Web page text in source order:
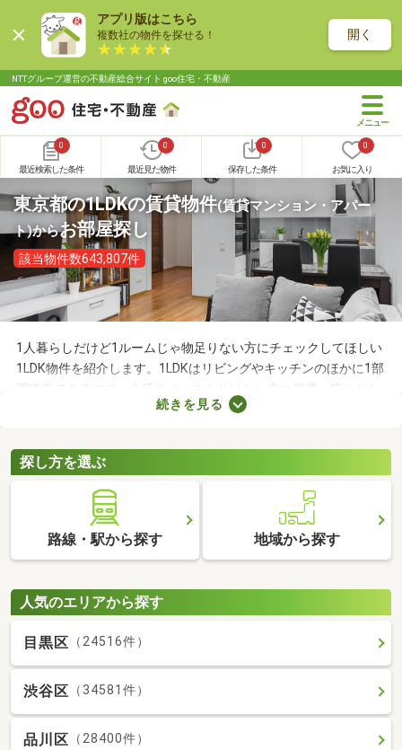
アプリ版はこちら
複数社の物件を探せる！ 開く
NTTグループ運営の不動産総合サイト goo住宅・不動産
0
最近検索した条件
0
最近見た物件
0
保存した条件
0
お気に入り
東京都の1LDKの賃貸物件(賃貸マンション・アパー
ト)からお部屋探し
該当物件数643,807件
1人暮らしだけど1ルームじゃ物足りない方にチェックしてほしい
1LDK物件を紹介します。1LDKはリビングやキッチンのほかに1部
屋確保できるので、生活スペースを分けたい方に最適。広々とし
たLDKの物件を選べば、ゆったりとくつろげる理想のお部屋に住
えるお部屋を見つけてくださいね。
続きを見る
探し方を選ぶ
路線・駅から探す 地域から探す
人気のエリアから探す
目黒区 （24516件）
渋谷区 （34581件）
品川区 （28400件）